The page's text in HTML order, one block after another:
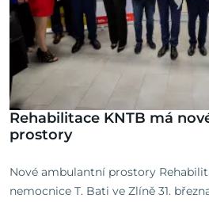
Rehabilitace KNTB má
prostory
Nové ambulantní prostory
nemocnice T. Bati ve Zlíně 31.